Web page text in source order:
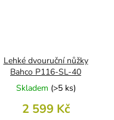
Lehké dvouruční nůžky
Bahco P116-SL-40
Skladem (>5 ks)
2 599 Kč